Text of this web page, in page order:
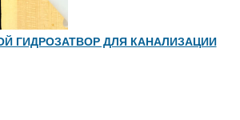
ГИДРОЗАТВОР ДЛЯ КАНАЛИЗАЦИИ